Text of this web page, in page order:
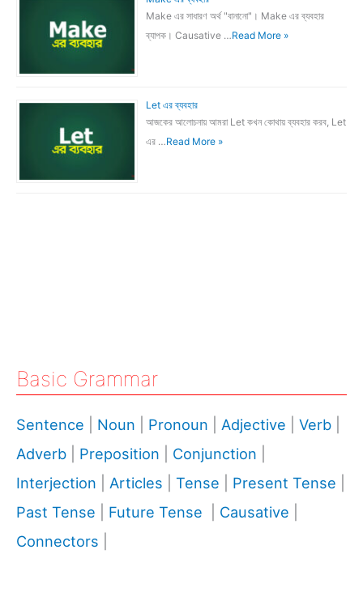
Make এর সাধারণ অর্থ "বানানো"। Make এর ব্যবহার
ব্যাপক। Causative …Read More »
Let এর ব্যবহার
আজকের আলোচনায় আমরা Let কখন কোথায় ব্যবহার করব, Let
এর …Read More »
Basic Grammar
Sentence Noun Pronoun Adjective Verb
Adverb
Preposition Conjunction
Interjection
Articles Tense Present Tense
Past Tense
Future Tense Causative
Connectors